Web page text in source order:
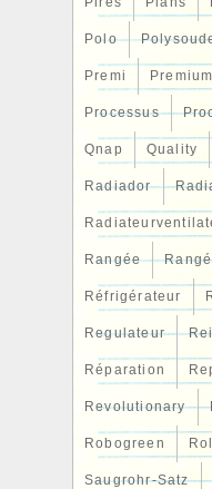
Polo
Premi Premium
Processus
Qnap Quality
Radiador
Rangée
Réfrigérateur
Regulateur
Réparation
Revolutionary
Robogreen
Saugrohr-Satz
problème